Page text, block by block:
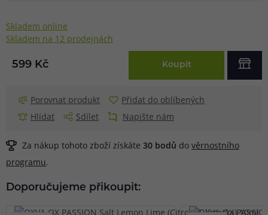
Skladem online
Skladem na 12 prodejnách
599 Kč Koupit
Porovnat produkt
Přidat do oblíbených
Hlídat
Sdílet Napište nám
Za nákup tohoto zboží získáte 30 bodů do věrnostního
programu.
Doporučujeme přikoupit: